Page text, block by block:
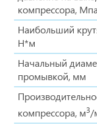
компрессора, Мпа
Наибольший
Н*м
Начальный
промывкой, мм
компрессора, м3/